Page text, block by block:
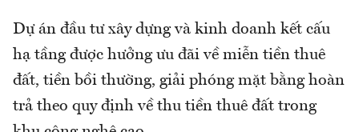
Dự án đầu tư xây dựng và kinh doanh kết cấu
hạ tầng được hưởng ưu đãi về miễn tiền thuê
đất, tiền bồi thường, giải phóng mặt bằng hoàn
trả theo quy định về thu tiền thuê đất trong